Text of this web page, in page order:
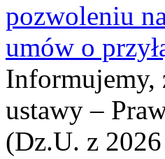
pozwoleniu
umów o
Informujemy,
ustawy –
(Dz.U. z